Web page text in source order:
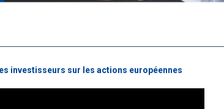
investisseurs sur les actions européennes